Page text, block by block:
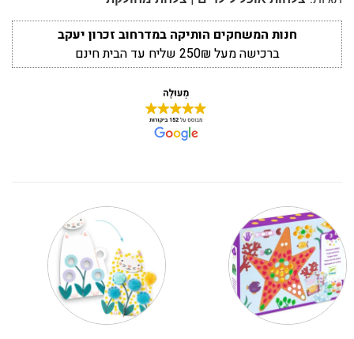
חנות המשחקים הותיקה במדרחוב זכרון יעקב
ברכישה מעל 250₪ שליח עד הבית חינם